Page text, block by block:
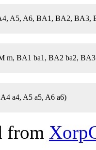
A5, A6, BA1, BA2, BA3,
m, BA1 ba1, BA2 ba2,
a4, A5 a5, A6 a6)
from